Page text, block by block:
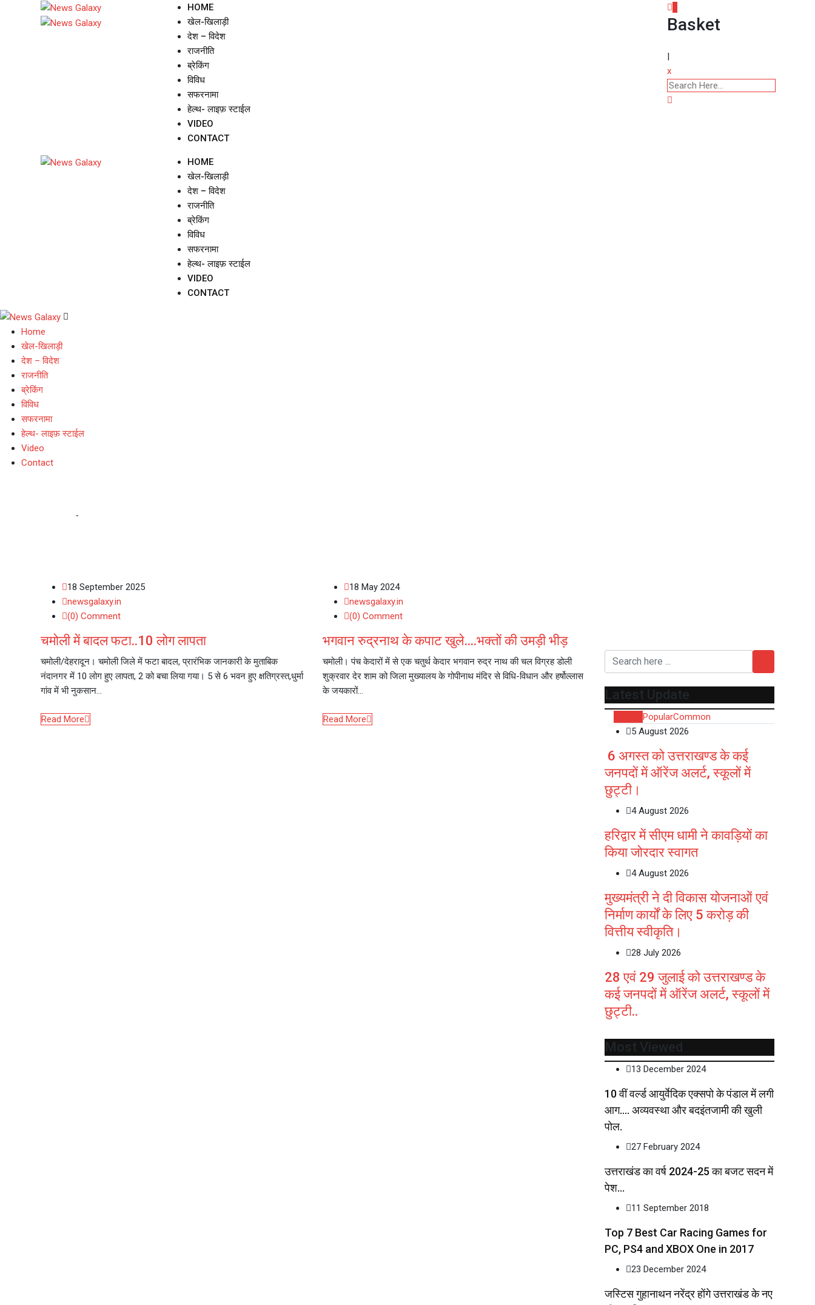
HOME
खेल-खिलाड़ी
देश – विदेश
राजनीति
ब्रेकिंग
विविध
सफरनामा
हेल्थ- लाइफ़ स्टाईल
VIDEO
CONTACT
Basket
|
x
HOME
खेल-खिलाड़ी
देश – विदेश
राजनीति
ब्रेकिंग
विविध
सफरनामा
हेल्थ- लाइफ़ स्टाईल
VIDEO
CONTACT
Home
खेल-खिलाड़ी
देश – विदेश
राजनीति
ब्रेकिंग
विविध
सफरनामा
हेल्थ- लाइफ़ स्टाईल
Video
Contact
-
18 September 2025
newsgalaxy.in
(0) Comment
चमोली में बादल फटा..10 लोग लापता
चमोली/देहरादून। चमोली जिले में फटा बादल, प्रारंभिक जानकारी के मुताबिक
नंदानगर में 10 लोग हुए लापता, 2 को बचा लिया गया। 5 से 6 भवन हुए क्षतिग्रस्त,धुर्मा
गांव में भी नुकसान…
Read More
18 May 2024
newsgalaxy.in
(0) Comment
भगवान रुद्रनाथ के कपाट खुले….भक्तों की उमड़ी भीड़
चमोली। पंच केदारों में से एक चतुर्थ केदार भगवान रुद्र नाथ की चल विग्रह डोली
शुक्रवार देर शाम को जिला मुख्यालय के गोपीनाथ मंदिर से विधि-विधान और हर्षोल्लास
के जयकारों…
Read More
Latest Update
PopularCommon
5 August 2026
6 अगस्त को उत्तराखण्ड के कई
जनपदों में ऑरेंज अलर्ट, स्कूलों में
छुट्टी।
4 August 2026
हरिद्वार में सीएम धामी ने कावड़ियों का
किया जोरदार स्वागत
4 August 2026
मुख्यमंत्री ने दी विकास योजनाओं एवं
निर्माण कार्यों के लिए 5 करोड़ की
वित्तीय स्वीकृति।
28 July 2026
28 एवं 29 जुलाई को उत्तराखण्ड के
कई जनपदों में ऑरेंज अलर्ट, स्कूलों में
छुट्टी..
Most Viewed
13 December 2024
10 वीं वर्ल्ड आयुर्वेदिक एक्सपो के पंडाल में लगी
आग…. अव्यवस्था और बदइंतजामी की खुली
पोल.
27 February 2024
उत्तराखंड का वर्ष 2024-25 का बजट सदन में
पेश…
11 September 2018
Top 7 Best Car Racing Games for
PC, PS4 and XBOX One in 2017
23 December 2024
जस्टिस गुहानाथन नरेंद्र होंगे उत्तराखंड के नए